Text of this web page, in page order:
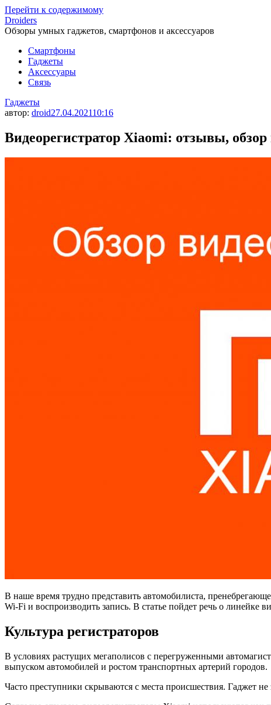
Перейти к содержимому
Droiders
Обзоры умных гаджетов, смартфонов и аксессуаров
Смартфоны
Гаджеты
Аксессуары
Связь
Гаджеты
автор: droid27.04.202110:16
Видеорегистратор Xiaomi: отзывы, обзор
В наше время трудно представить автомобилиста,
Wi-Fi и воспроизводить запись. В статье пойдет речь о
Культура регистраторов
В условиях растущих мегаполисов с перегруженными
выпуском автомобилей и ростом транспортных артерий городов.
Часто преступники скрываются с места происшествия. Гаджет